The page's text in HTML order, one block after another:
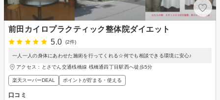
前田カイロプラクティック整体院ダイエット
5.0
(2件)
一人一人の身体にあわせた施術を行ってくれる☆何でも相談できる環境に安心♪
アクセス：とさでん交通桟橋線 桟橋通四丁目駅西へ徒歩5分
楽天スーパーDEAL ポイントが貯まる・使える
口コミ